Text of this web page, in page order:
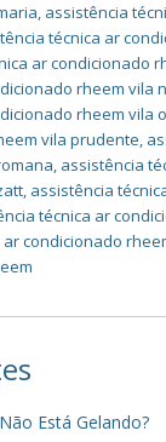
, assistência
técnica ar
ar condicionado
rheem vila
rheem vila
vila prudente,
, assistência
, assistência
técnica ar
condicionado
Está Gelando?